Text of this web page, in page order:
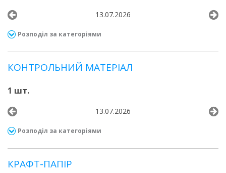
13.07.2026
Розподіл за категоріями
КОНТРОЛЬНИЙ МАТЕРІАЛ
1 шт.
13.07.2026
Розподіл за категоріями
КРАФТ-ПАПІР